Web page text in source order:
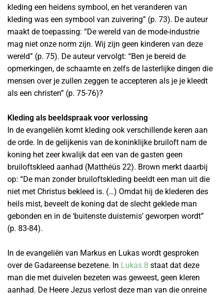
kleding een heidens symbool, en het veranderen van
kleding was een symbool van zuivering” (p. 73). De auteur
maakt de toepassing: “De wereld van de mode-industrie
mag niet onze norm zijn. Wij zijn geen kinderen van deze
wereld” (p. 75). De auteur vervolgt: “Ben je bereid de
opmerkingen, de schaamte en zelfs de lasterlijke dingen die
mensen over je zullen zeggen te accepteren als je je kleedt
als een christen” (p. 75-76)?
Kleding als beeldspraak voor verlossing
In de evangeliën komt kleding ook verschillende keren aan
de orde. In de gelijkenis van de koninklijke bruiloft nam de
koning het zeer kwalijk dat een van de gasten geen
bruiloftskleed aanhad (Matthéüs 22). Brown merkt daarbij
op: “De man zonder bruiloftskleding beeldt een man uit die
niet met Christus bekleed is. (…) Omdat hij de klederen des
heils mist, beveelt de koning dat de slecht geklede man
gebonden en in de ‘buitenste duisternis’ geworpen wordt”
(p. 83-84).
In de evangeliën van Markus en Lukas wordt gesproken
over de Gadareense bezetene. In Lukas 8 staat dat deze
man die met duivelen bezeten was geweest, geen kleren
aanhad. De Heere Jezus verlost deze man van die onreine